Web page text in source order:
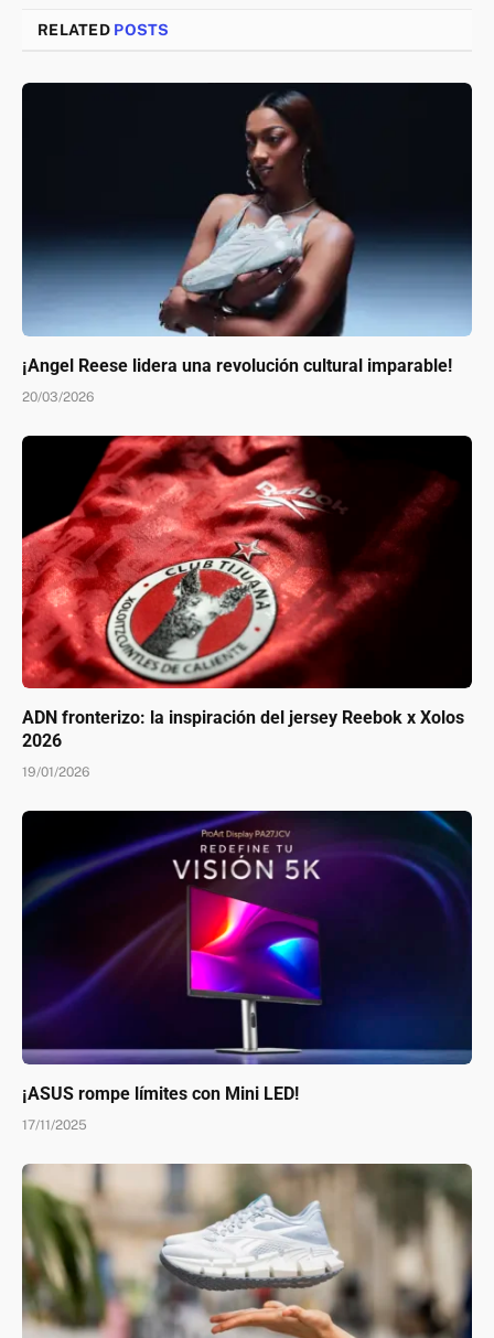
RELATED POSTS
¡Angel Reese lidera una revolución cultural imparable!
20/03/2026
ADN fronterizo: la inspiración del jersey Reebok x Xolos
2026
19/01/2026
¡ASUS rompe límites con Mini LED!
17/11/2025